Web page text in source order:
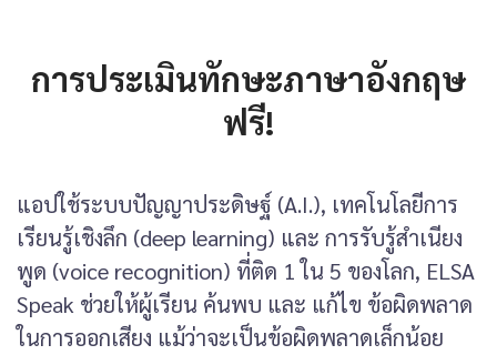
การประเมินทักษะภาษาอังกฤษ
ฟรี!
แอปใช้ระบบปัญญาประดิษฐ์ (A.I.), เทคโนโลยีการ
เรียนรู้เชิงลึก (deep learning) และ การรับรู้สำเนียง
พูด (voice recognition) ที่ติด 1 ใน 5 ของโลก, ELSA
Speak ช่วยให้ผู้เรียน ค้นพบ และ แก้ไข ข้อผิดพลาด
ในการออกเสียง แม้ว่าจะเป็นข้อผิดพลาดเล็กน้อย